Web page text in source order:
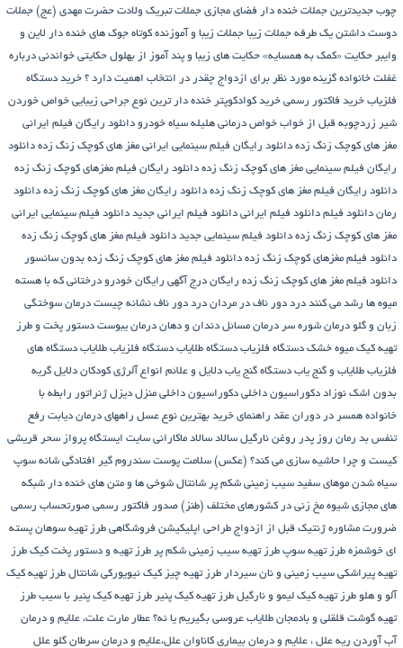
چوب جدیدترین جملات خنده دار فضای مجازی جملات تبریک ولادت حضرت مهدی (عج) جملات
دوست داشتن یک طرفه جملات زیبا جملات زیبا و آموزنده کوتاه جوک های خنده دار لاین و
وایبر حکایت «کمک به همسایه» حکایت های زیبا و پند آموز از بهلول حکایتی خواندنی درباره
غفلت خانواده گزینه مورد نظر برای ازدواج چقدر در انتخاب اهمیت دارد ؟ خرید دستگاه
فلزیاب خرید فاکتور رسمی خرید کوادکوپتر خنده دار ترین نوع جراحی زیبایی خواص خوردن
شیر زردچوبه قبل از خواب خواص درمانی هلیله سیاه خودرو دانلود رایگان فیلم ایرانی
مغز های کوچک زنگ زده دانلود رایگان فیلم سینمایی ایرانی مغز های کوچک زنگ زده دانلود
رایگان فیلم سینمایی مغز های کوچک زنگ زده دانلود رایگان فیلم مغزهای کوچک زنگ زده
دانلود رایگان فیلم مغز های کوچک زنگ زده دانلود رایگان مغز های کوچک زنگ زده دانلود
رمان دانلود فیلم دانلود فیلم ایرانی دانلود فیلم ایرانی جدید دانلود فیلم سینمایی ایرانی
مغز های کوچک زنگ زده دانلود فیلم سینمایی جدید دانلود فیلم مغز های کوچک زنگ زده
دانلود فیلم مغزهای کوچک زنگ زده دانلود فیلم مغز های کوچک زنگ زده بدون سانسور
دانلود فیلم مغز های کوچک زنگ زده رایگان درج آگهی رایگان خودرو درختانی که با هسته
میوه ها رشد می کنند درد دور ناف در مردان درد دور ناف نشانه چیست درمان سوختگی
زبان و گلو درمان شوره سر درمان مسائل دندان و دهان درمان یبوست دستور پخت و طرز
تهیه کیک میوه خشک دستگاه فلزیاب دستگاه‌ طلایاب دستگاه‌ فلزیاب طلایاب دستگاه‌ های
فلزیاب طلایاب و گنج‌ یاب دستگاه‌ گنج‌ یاب دلایل و علائم انواع آلرژی کودکان دلایل گریه
بدون اشک نوزاد دکوراسیون داخلی دکوراسیون داخلی منزل دیزل ژنراتور رابطه با
خانواده همسر در دوران عقد راهنمای خرید بهترین نوع عسل راههای درمان دیابت رفع
تنفس بد رمان روز پدر روغن نارگیل سالاد سالاد ماکارانی سایت ایستگاه پرواز سحر قریشی
کیست و چرا حاشیه سازی می کند؟ (عکس) سلامت پوست سندروم گیر افتادگی شانه سوپ
سیاه شدن موهای سفید سیب زمینی شکم پر شانتال شوخی ها و متن های خنده دار شبکه
های مجازی شیوه مخ زنی در کشورهای مختلف (طنز) صدور فاکتور رسمی صورتحساب رسمی
ضرورت مشاوره ژنتیک قبل از ازدواج طراحی اپلیکیشن فروشگاهی طرز تهیه سوهان پسته
ای خوشمزه طرز تهیه سوپ طرز تهیه سیب زمینی شکم پر طرز تهیه و دستور پخت کیک طرز
تهیه پیراشكی سيب زمينی و نان سیردار طرز تهیه چیز کیک نیویورکی شانتال طرز تهیه کیک
آلو و هلو طرز تهیه کیک لیمو و نارگیل طرز تهیه کیک پنیر طرز تهیه کیک پنیر با سیب طرز
تهیه گوشت قلقلی و بادمجان طلایاب عروسی بگیریم یا نه؟ عطار مارت علت، علایم و درمان
آب آوردن ریه علل ، علایم و درمان بیماری کاناوان علل،علایم و درمان سرطان گلو علل